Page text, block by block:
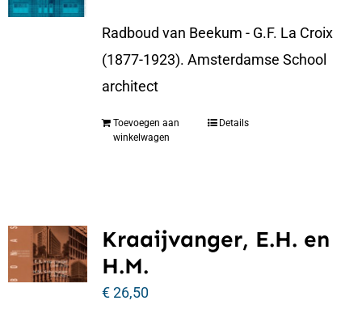
Radboud van Beekum - G.F. La Croix
(1877-1923). Amsterdamse School
architect
Toevoegen aan
winkelwagen
Details
Kraaijvanger, E.H. en
H.M.
€26,50